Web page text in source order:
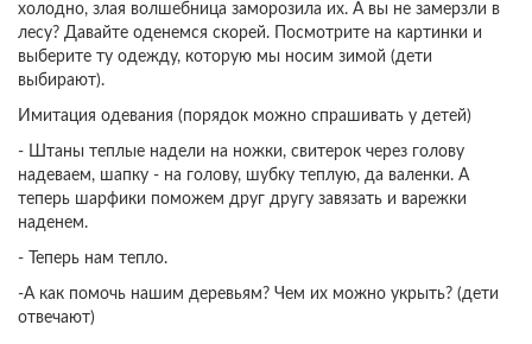
холодно, злая волшебница заморозила их. А вы не замерзли в
лесу? Давайте оденемся скорей. Посмотрите на картинки и
выберите ту одежду, которую мы носим зимой (дети
выбирают).
Имитация одевания (порядок можно спрашивать у детей)
- Штаны теплые надели на ножки, свитерок через голову
надеваем, шапку - на голову, шубку теплую, да валенки. А
теперь шарфики поможем друг другу завязать и варежки
наденем.
- Теперь нам тепло.
-А как помочь нашим деревьям? Чем их можно укрыть? (дети
отвечают)